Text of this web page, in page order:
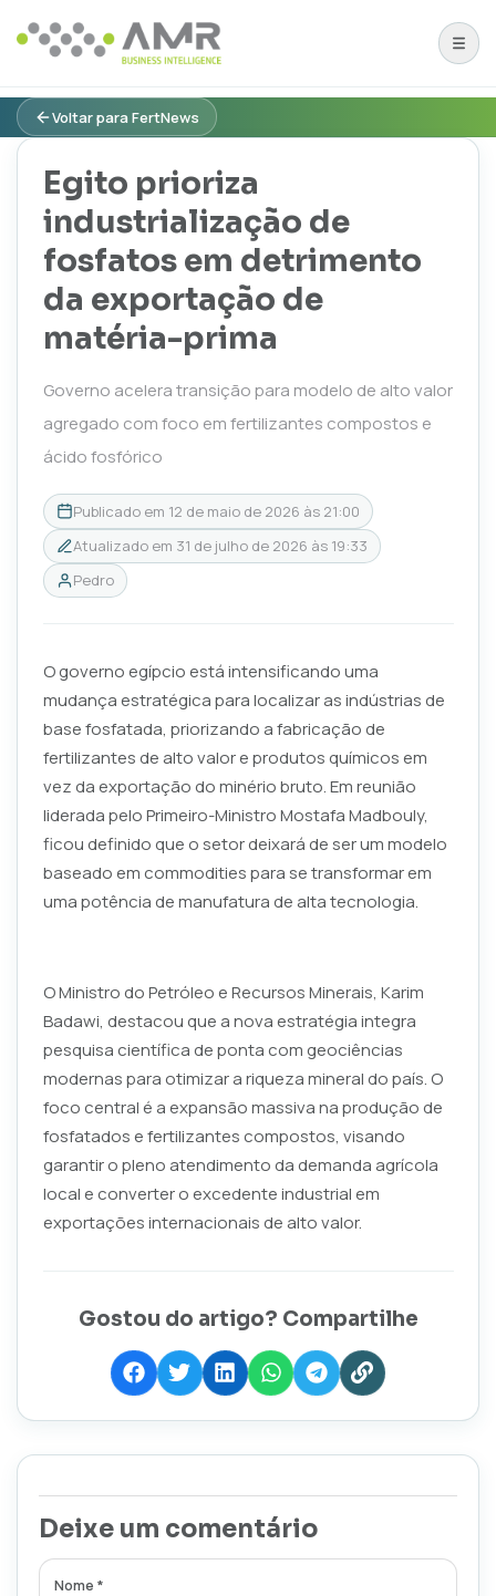
Voltar para FertNews
Egito prioriza
industrialização de
fosfatos em detrimento
da exportação de
matéria-prima
Governo acelera transição para modelo de alto valor
agregado com foco em fertilizantes compostos e
ácido fosfórico
Publicado em 12 de maio de 2026 às 21:00
Atualizado em 31 de julho de 2026 às 19:33
Pedro
O governo egípcio está intensificando uma
mudança estratégica para localizar as indústrias de
base fosfatada, priorizando a fabricação de
fertilizantes de alto valor e produtos químicos em
vez da exportação do minério bruto. Em reunião
liderada pelo Primeiro-Ministro Mostafa Madbouly,
ficou definido que o setor deixará de ser um modelo
baseado em commodities para se transformar em
uma potência de manufatura de alta tecnologia.
O Ministro do Petróleo e Recursos Minerais, Karim
Badawi, destacou que a nova estratégia integra
pesquisa científica de ponta com geociências
modernas para otimizar a riqueza mineral do país. O
foco central é a expansão massiva na produção de
fosfatados e fertilizantes compostos, visando
garantir o pleno atendimento da demanda agrícola
local e converter o excedente industrial em
exportações internacionais de alto valor.
Gostou do artigo? Compartilhe
Deixe um comentário
Nome *